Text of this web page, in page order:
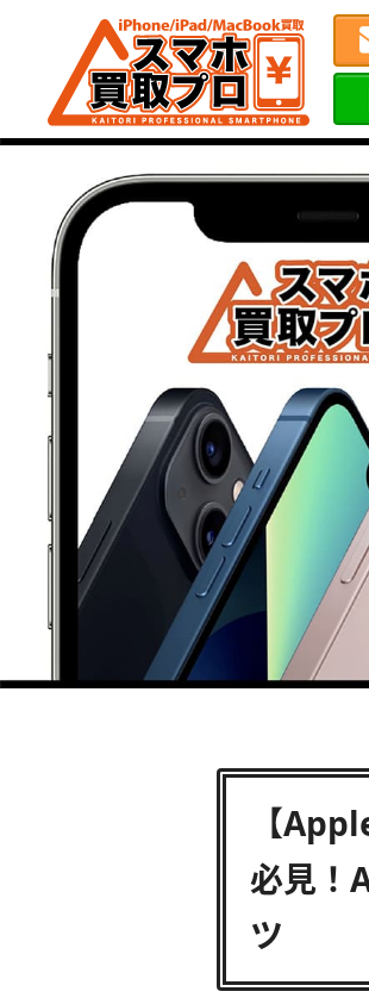
【
必見！
ツ